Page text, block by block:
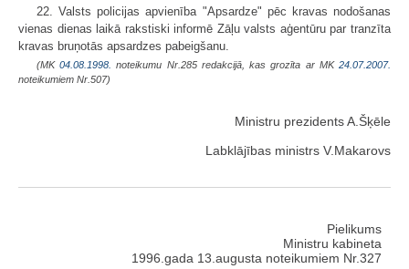
22. Valsts policijas apvienība "Apsardze" pēc kravas nodošanas
vienas dienas laikā rakstiski informē Zāļu valsts aģentūru par tranzīta
kravas bruņotās apsardzes pabeigšanu.
(MK04.08.1998. noteikumu Nr.285 redakcijā, kas grozīta ar MK24.07.2007.
noteikumiem Nr.507)
Ministru prezidents A.Šķēle
Labklājības ministrs V.Makarovs
Pielikums
Ministru kabineta
1996.gada 13.augusta noteikumiem Nr.327